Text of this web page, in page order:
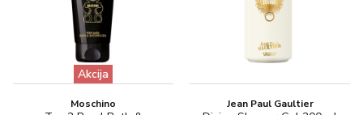
Akcija
Moschino Jean Paul Gaultier